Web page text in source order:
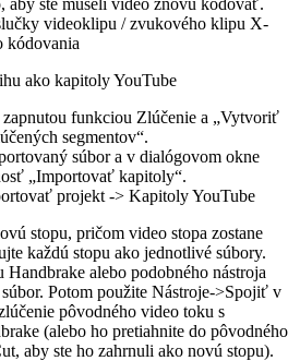
videoklipu / zvukového klipu X-
kódovania
ako kapitoly YouTube
funkciou Zlúčenie a „Vytvoriť
segmentov“.
súbor a v dialógovom okne
„Importovať kapitoly“.
projekt -> Kapitoly YouTube
stopu, pričom video stopa zostane
každú stopu ako jednotlivé súbory.
alebo podobného nástroja
Potom použite Nástroje->Spojiť v
pôvodného video toku s
(alebo ho pretiahnite do pôvodného
aby ste ho zahrnuli ako novú stopu).